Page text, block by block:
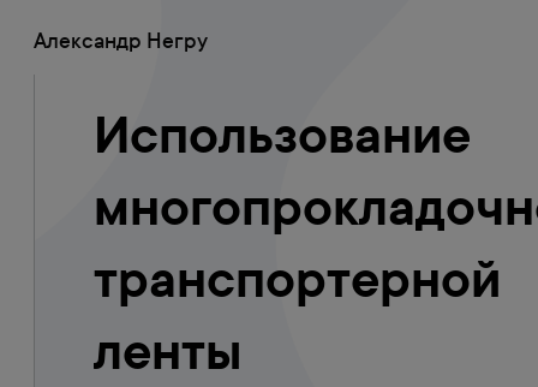
Александр Негру
Использование
транспортерной
ленты